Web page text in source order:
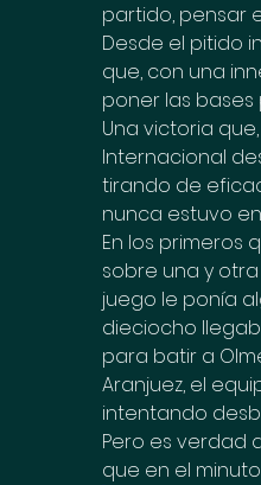
partido, pensar
Desde el pitido
que, con una
poner las
Una victoria
Internacional
tirando de
nunca estuvo
En los primeros
sobre una y
juego le ponía
dieciocho
para batir a
Aranjuez, el
intentando
Pero es verdad
que en el